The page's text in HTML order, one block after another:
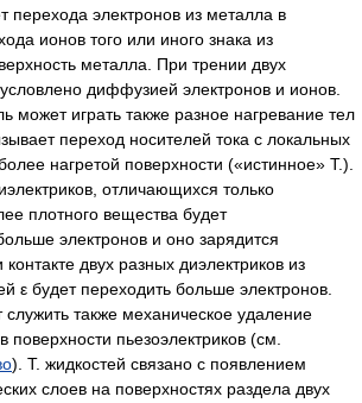
перехода электронов из металла в
ионов того или иного знака из
металла. При трении двух
диффузией электронов и ионов.
может играть также разное нагревание тел
переход носителей тока с локальных
нагретой поверхности («истинное» Т.).
отличающихся только
плотного вещества будет
электронов и оно зарядится
двух разных диэлектриков из
ε будет переходить больше электронов.
также механическое удаление
поверхности пьезоэлектриков (см.
). Т. жидкостей связано с появлением
слоев на поверхностях раздела двух